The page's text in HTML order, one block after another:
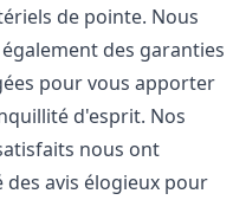
de pointe. Nous
des garanties
pour vous apporter
d'esprit. Nos
nous ont
avis élogieux pour